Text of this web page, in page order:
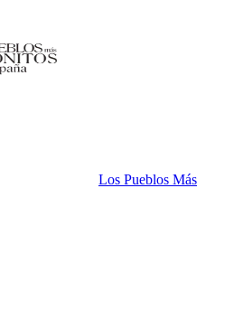
Los Pueblos Más